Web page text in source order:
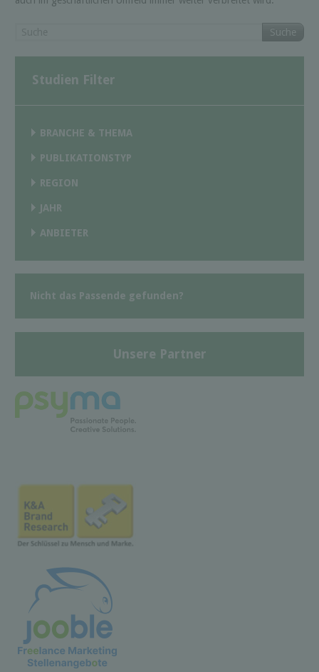
Suche
Studien Filter
BRANCHE & THEMA
PUBLIKATIONSTYP
REGION
JAHR
ANBIETER
Nicht das Passende gefunden?
Unsere Partner